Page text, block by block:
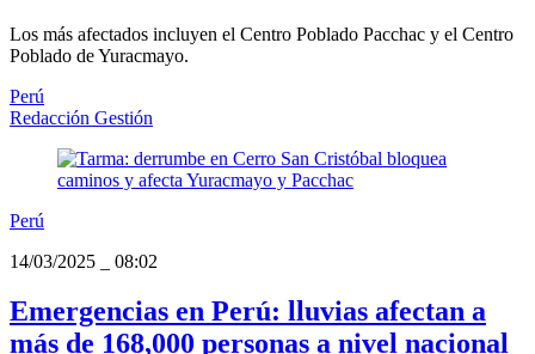
Los más afectados incluyen el Centro Poblado Pacchac y el Centro
Poblado de Yuracmayo.
Perú
Redacción Gestión
Perú
14/03/2025
08:02
Emergencias en Perú: lluvias afectan a
más de 168,000 personas a nivel nacional